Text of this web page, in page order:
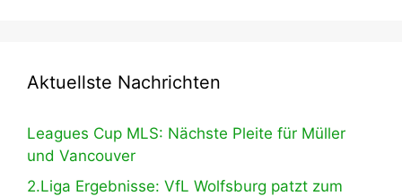
Aktuellste Nachrichten
Leagues Cup MLS: Nächste Pleite für Müller
und Vancouver
2.Liga Ergebnisse: VfL Wolfsburg patzt zum